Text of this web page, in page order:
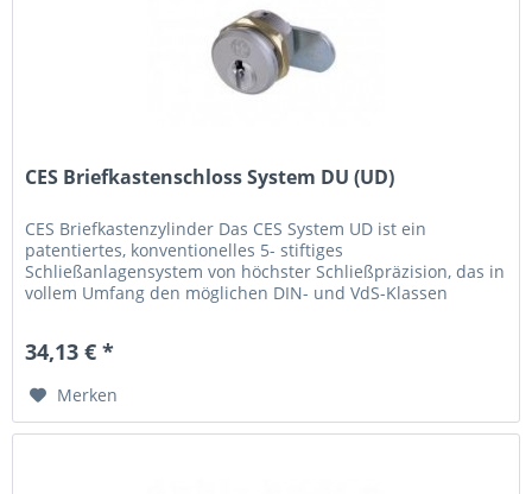
CES Briefkastenschloss System DU (UD)
CES Briefkastenzylinder Das CES System UD ist ein
patentiertes, konventionelles 5- stiftiges
Schließanlagensystem von höchster Schließpräzision, das in
vollem Umfang den möglichen DIN- und VdS-Klassen
34,13 € *
Merken